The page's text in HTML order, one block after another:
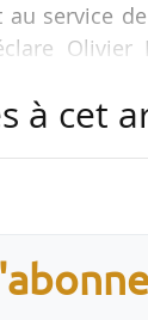
service
à cet